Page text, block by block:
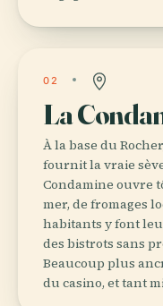
02
La
À la base du
fournit la vraie
Condamine ouvre
mer, de fromages
habitants y font
des bistrots sans
Beaucoup plus
du casino, et tant